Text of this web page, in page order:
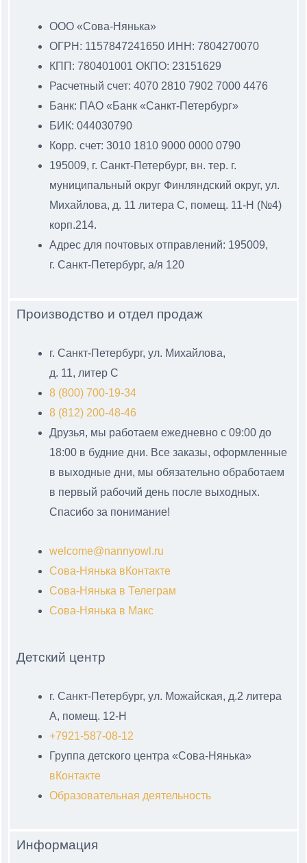
ООО «Сова-Нянька»
ОГРН: 1157847241650 ИНН: 7804270070
КПП: 780401001 ОКПО: 23151629
Расчетный счет: 4070 2810 7902 7000 4476
Банк: ПАО «Банк «Санкт-Петербург»
БИК: 044030790
Корр. счет: 3010 1810 9000 0000 0790
195009, г. Санкт-Петербург, вн. тер. г.
муниципальный округ Финляндский округ, ул.
Михайлова, д. 11 литера С, помещ. 11-Н (№4)
корп.214.
Адрес для почтовых отправлений: 195009,
г. Санкт-Петербург, а/я 120
Производство и отдел продаж
г. Санкт-Петербург, ул. Михайлова,
д. 11, литер С
8 (800) 700-19-34
8 (812) 200-48-46
Друзья, мы работаем ежедневно с 09:00 до
18:00 в будние дни. Все заказы, оформленные
в выходные дни, мы обязательно обработаем
в первый рабочий день после выходных.
Спасибо за понимание!
welcome@nannyowl.ru
Сова-Нянька вКонтакте
Сова-Нянька в Телеграм
Сова-Нянька в Макс
Детский центр
г. Санкт-Петербург, ул. Можайская, д.2 литера
А, помещ. 12-Н
+7921-587-08-12
Группа детского центра «Сова-Нянька»
вКонтакте
Образовательная деятельность
Информация